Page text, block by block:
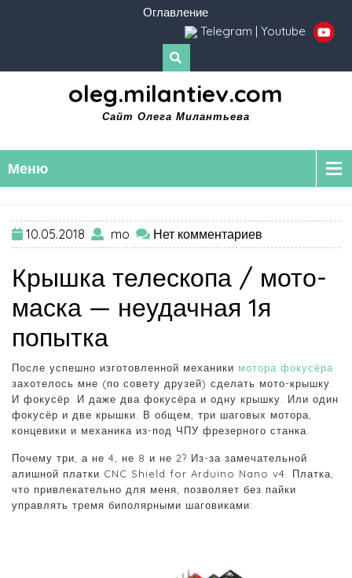
Оглавление
Telegram | Youtube
oleg.milantiev.com
Сайт Олега Милантьева
Меню
10.05.2018 mo Нет комментариев
Крышка телескопа / мото-
маска — неудачная 1я
попытка
После успешно изготовленной механики мотора фокусёра
захотелось мне (по совету друзей) сделать мото-крышку.
И фокусёр. И даже два фокусёра и одну крышку. Или один
фокусёр и две крышки. В общем, три шаговых мотора,
концевики и механика из-под ЧПУ фрезерного станка.
Почему три, а не 4, не 8 и не 2? Из-за замечательной
алишной платки CNC Shield for Arduino Nano v4. Платка,
что привлекательно для меня, позволяет без пайки
управлять тремя биполярными шаговиками: